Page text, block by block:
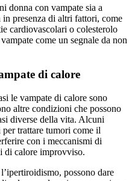
donna con vampate sia a
presenza di altri fattori, come
cardiovascolari o colesterolo
come un segnale da non
di calore
le vampate di calore sono
altre condizioni che possono
diverse della vita. Alcuni
trattare tumori come il
con i meccanismi di
di calore improvviso.
possono dare